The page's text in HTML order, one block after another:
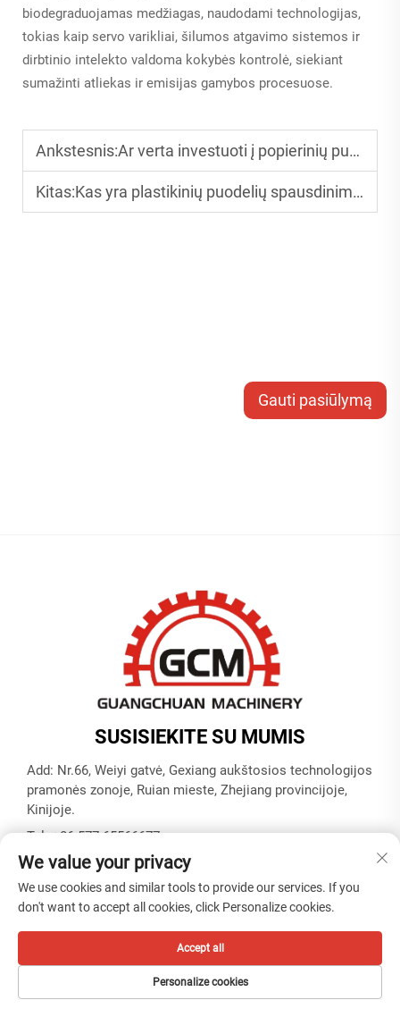
biodegraduojamas medžiagas, naudodami technologijas,
tokias kaip servo varikliai, šilumos atgavimo sistemos ir
dirbtinio intelekto valdoma kokybės kontrolė, siekiant
sumažinti atliekas ir emisijas gamybos procesuose.
Ankstesnis:Ar verta investuoti į popierinių puodelių gamybos mašiną? Pelningumo grąža paaiškinta
Kitas:Kas yra plastikinių puodelių spausdinimo mašina? Pradedančiųjų gidas
Gauti pasiūlymą
SUSISIEKITE SU MUMIS
Add: Nr.66, Weiyi gatvė, Gexiang aukštosios technologijos
pramonės zonoje, Ruian mieste, Zhejiang provincijoje,
Kinijoje.
Tel.:+86-577-65566677
El. paštas:[email protected]
Privatumo politika
We value your privacy
We use cookies and similar tools to provide our services. If you
don't want to accept all cookies, click Personalize cookies.
Personalize cookies
Accept all